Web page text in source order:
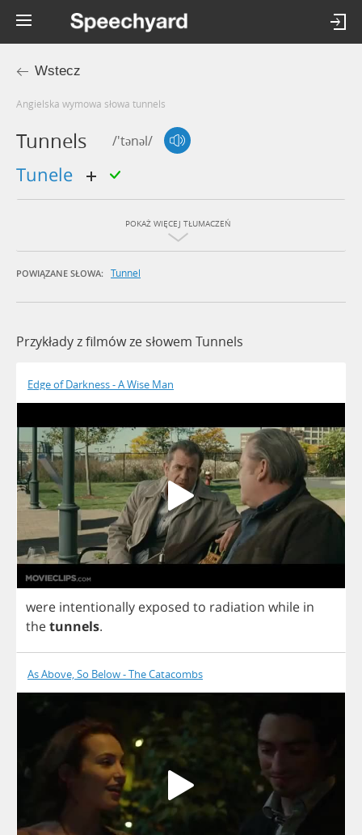
Wstecz
Angielska wymowa słowa tunnels
Tunnels /'tənəl/
tunele
POKAŻ WIĘCEJ TŁUMACZEŃ
POWIĄZANE SŁOWA: Tunnel
Przykłady z filmów ze słowem Tunnels
Edge of Darkness - A Wise Man
were intentionally exposed to radiation while in
thetunnels.
As Above, So Below - The Catacombs